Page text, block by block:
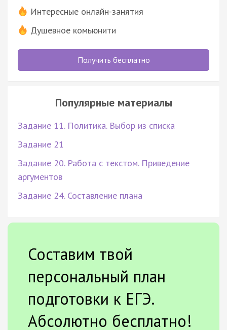
Интересные онлайн-занятия
Душевное комьюнити
Получить бесплатно
Популярные материалы
Задание 11. Политика. Выбор из списка
Задание 21
Задание 20. Работа с текстом. Приведение
аргументов
Задание 24. Составление плана
Составим твой
персональный план
подготовки к ЕГЭ.
Абсолютно бесплатно!